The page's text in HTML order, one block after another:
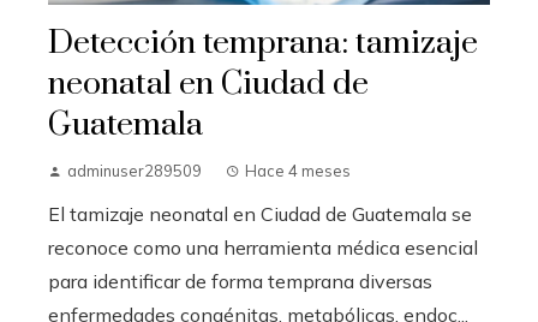
Detección temprana: tamizaje
neonatal en Ciudad de
Guatemala
adminuser289509 Hace 4 meses
El tamizaje neonatal en Ciudad de Guatemala se
reconoce como una herramienta médica esencial
para identificar de forma temprana diversas
enfermedades congénitas, metabólicas, endoc...